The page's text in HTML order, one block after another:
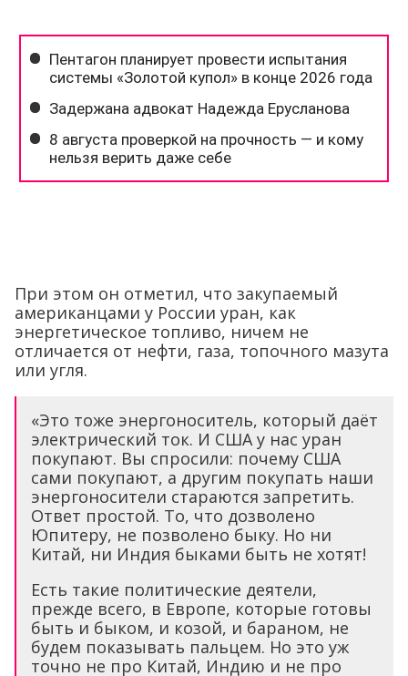
При этом он отметил, что закупаемый
американцами у России уран, как
энергетическое топливо, ничем не
отличается от нефти, газа, топочного мазута
или угля.
«Это тоже энергоноситель, который даёт
электрический ток. И США у нас уран
покупают. Вы спросили: почему США
сами покупают, а другим покупать наши
энергоносители стараются запретить.
Ответ простой. То, что дозволено
Юпитеру, не позволено быку. Но ни
Китай, ни Индия быками быть не хотят!
Есть такие политические деятели,
прежде всего, в Европе, которые готовы
быть и быком, и козой, и бараном, не
будем показывать пальцем. Но это уж
точно не про Китай, Индию и не про